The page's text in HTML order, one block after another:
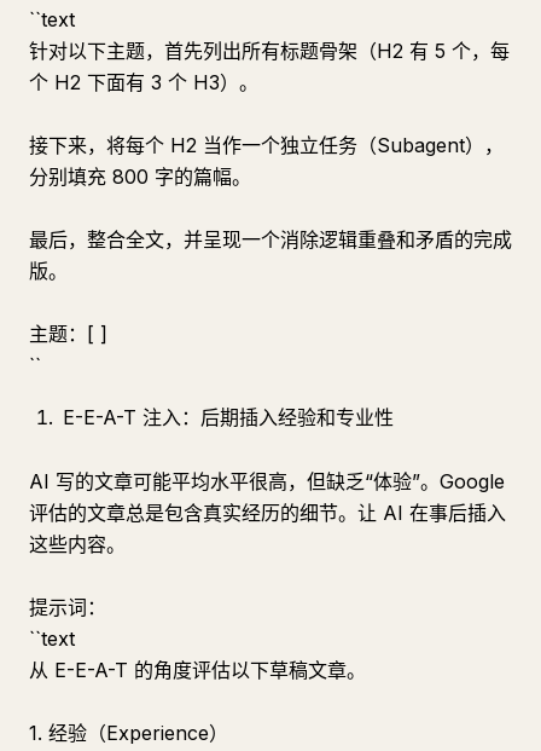
``text
针对以下主题，首先列出所有标题骨架（H2 有 5 个，每
个 H2 下面有 3 个 H3）。
接下来，将每个 H2 当作一个独立任务（Subagent），
分别填充 800 字的篇幅。
最后，整合全文，并呈现一个消除逻辑重叠和矛盾的完成
版。
主题：[ ]
``
E-E-A-T 注入：后期插入经验和专业性
AI 写的文章可能平均水平很高，但缺乏“体验”。Google
评估的文章总是包含真实经历的细节。让 AI 在事后插入
这些内容。
提示词：
``text
从 E-E-A-T 的角度评估以下草稿文章。
1. 经验（Experience）